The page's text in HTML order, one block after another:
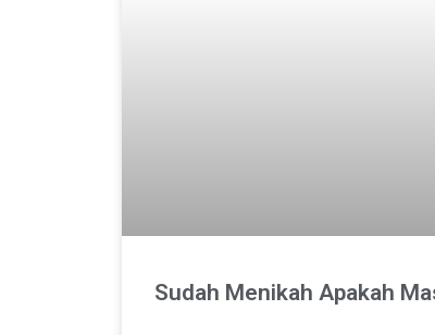
Sudah Menikah Apakah